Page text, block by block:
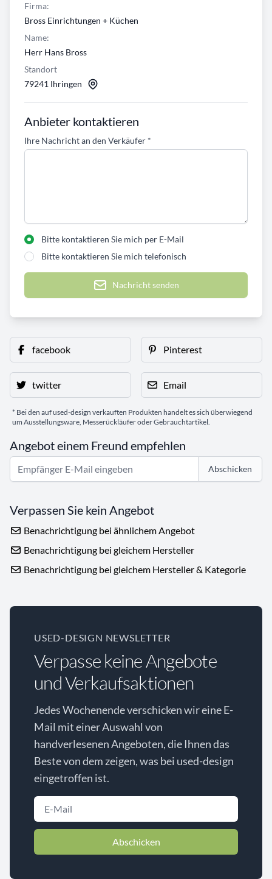
Firma:
Bross Einrichtungen + Küchen
Name:
Herr Hans Bross
Standort
79241 Ihringen
Anbieter kontaktieren
Ihre Nachricht an den Verkäufer *
Bitte kontaktieren Sie mich per E-Mail
Bitte kontaktieren Sie mich telefonisch
Nachricht senden
facebook Pinterest
twitter Email
* Bei den auf used-design verkauften Produkten handelt es sich überwiegend
um Ausstellungsware, Messerückläufer oder Gebrauchtartikel.
Angebot einem Freund empfehlen
Abschicken
Verpassen Sie kein Angebot
Benachrichtigung bei ähnlichem Angebot
Benachrichtigung bei gleichem Hersteller
Benachrichtigung bei gleichem Hersteller & Kategorie
USED-DESIGN NEWSLETTER
Verpasse keine Angebote
und Verkaufsaktionen
Jedes Wochenende verschicken wir eine E-
Mail mit einer Auswahl von
handverlesenen Angeboten, die Ihnen das
Beste von dem zeigen, was bei used-design
eingetroffen ist.
Abschicken